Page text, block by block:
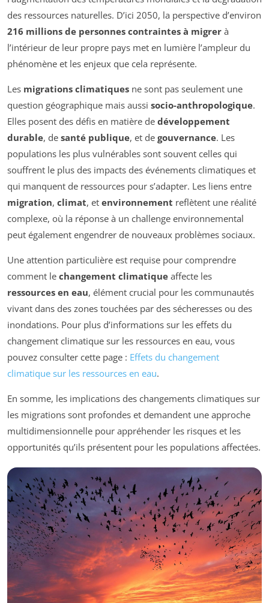
des ressources naturelles. D’ici 2050, la perspective d’environ
216 millions de personnes contraintes à migrer à
l’intérieur de leur propre pays met en lumière l’ampleur du
phénomène et les enjeux que cela représente.
Les migrations climatiques ne sont pas seulement une
question géographique mais aussi socio-anthropologique.
Elles posent des défis en matière de développement
durable, de santé publique, et de gouvernance. Les
populations les plus vulnérables sont souvent celles qui
souffrent le plus des impacts des événements climatiques et
qui manquent de ressources pour s’adapter. Les liens entre
migration, climat, et environnement reflètent une réalité
complexe, où la réponse à un challenge environnemental
peut également engendrer de nouveaux problèmes sociaux.
Une attention particulière est requise pour comprendre
comment le changement climatique affecte les
ressources en eau, élément crucial pour les communautés
vivant dans des zones touchées par des sécheresses ou des
inondations. Pour plus d’informations sur les effets du
changement climatique sur les ressources en eau, vous
pouvez consulter cette page : Effets du changement
climatique sur les ressources en eau.
En somme, les implications des changements climatiques sur
les migrations sont profondes et demandent une approche
multidimensionnelle pour appréhender les risques et les
opportunités qu’ils présentent pour les populations affectées.